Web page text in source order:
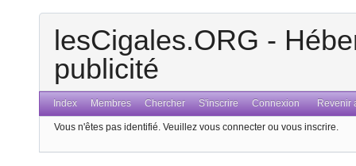
lesCigales.ORG -
publicité
Index Membres Chercher S'inscrire Connexion Revenir
Vous n'êtes pas identifié. Veuillez vous connecter ou vous inscrire.